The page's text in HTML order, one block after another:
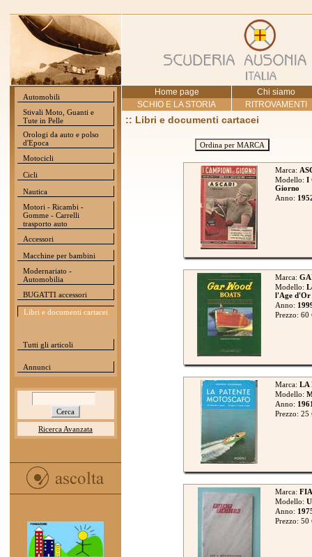
Automobili
Stivali Moto, Guanti e
Tute in Pelle
Orologi da auto e polso
d'Epoca
Motocicli
Cicli
Nautica
Motori - Ricambi -
Gomme - Carrelli
trasporto auto
Accessori
Macchine per bambini
Modernariato -
Automobilia
BUGATTI accessori
Libri e documenti cartacei
Tutti gli articoli
Annunci
Ricerca Avanzata
Home page
Chi siamo
SCHIO E LA STORIA
RITROVAMENTI
:: Libri e documenti cartacei
Ordina per MARCA
Marca:
Modello: I
Giorno
Anno:
Marca:
Modello:
l'Age d'Or
Anno:
Prezzo: 60
Marca: LA
Modello:
Anno:
Prezzo: 25
Marca:
Modello:
Anno:
Prezzo: 50